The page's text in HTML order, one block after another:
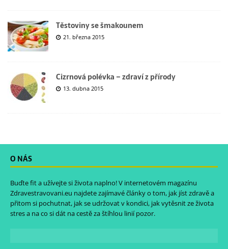
Těstoviny se šmakounem
21. března 2015
Cizrnová polévka – zdraví z přírody
13. dubna 2015
O NÁS
Buďte fit a užívejte si života naplno! V internetovém magazínu
Zdravestravovani.eu najdete zajímavé články o tom, jak jíst zdravě a
přitom si pochutnat, jak se udržovat v kondici, jak vytěsnit ze života
stres a na co si dát na cestě za štíhlou linií pozor.